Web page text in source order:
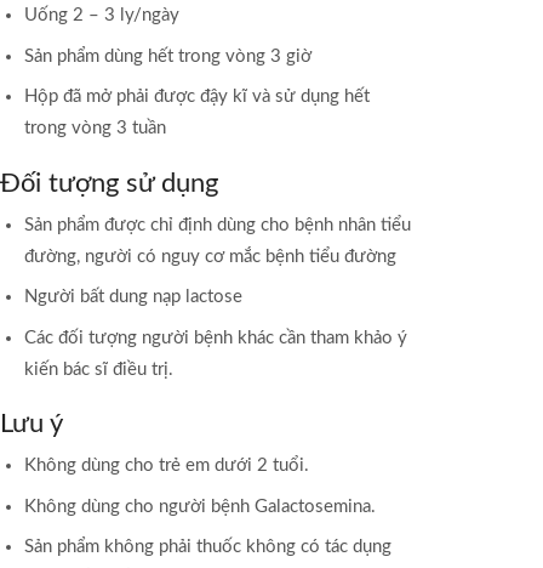
Uống 2 – 3 ly/ngày
Sản phẩm dùng hết trong vòng 3 giờ
Hộp đã mở phải được đậy kĩ và sử dụng hết
trong vòng 3 tuần
Đối tượng sử dụng
Sản phẩm được chỉ định dùng cho bệnh nhân tiểu
đường, người có nguy cơ mắc bệnh tiểu đường
Người bất dung nạp lactose
Các đối tượng người bệnh khác cần tham khảo ý
kiến bác sĩ điều trị.
Lưu ý
Không dùng cho trẻ em dưới 2 tuổi.
Không dùng cho người bệnh Galactosemina.
Sản phẩm không phải thuốc không có tác dụng